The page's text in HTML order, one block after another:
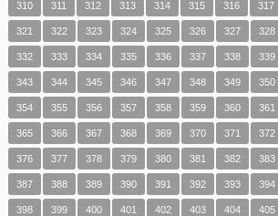
310 311 312 313 314 315 316 317
321 322 323 324 325 326 327 328
332 333 334 335 336 337 338 339
343 344 345 346 347 348 349 350
354 355 356 357 358 359 360 361
365 366 367 368 369 370 371 372
376 377 378 379 380 381 382 383
387 388 389 390 391 392 393 394
398 399 400 401 402 403 404 405